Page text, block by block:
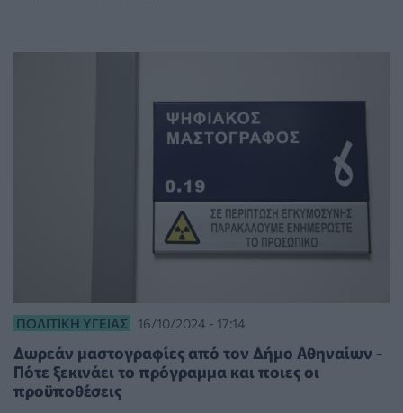
ΠΟΛΙΤΙΚΉ ΥΓΕΊΑΣ 16/10/2024 - 17:14
Δωρεάν μαστογραφίες από τον Δήμο Αθηναίων -
Πότε ξεκινάει το πρόγραμμα και ποιες οι
προϋποθέσεις